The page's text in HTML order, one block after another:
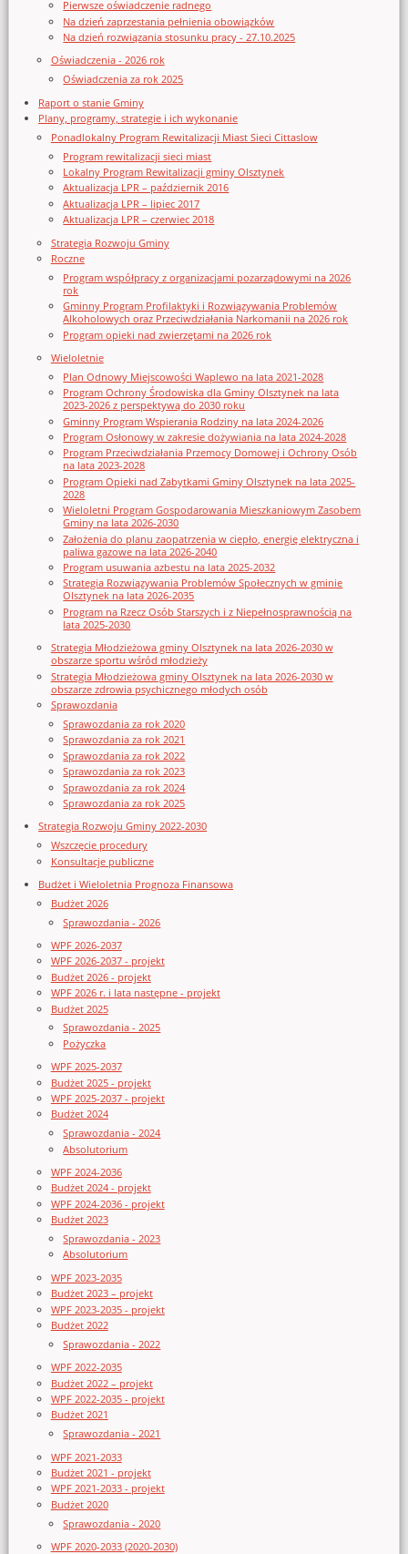
Pierwsze oświadczenie radnego
Na dzień zaprzestania pełnienia obowiązków
Na dzień rozwiązania stosunku pracy - 27.10.2025
Oświadczenia - 2026 rok
Oświadczenia za rok 2025
Raport o stanie Gminy
Plany, programy, strategie i ich wykonanie
Ponadlokalny Program Rewitalizacji Miast Sieci Cittaslow
Program rewitalizacji sieci miast
Lokalny Program Rewitalizacji gminy Olsztynek
Aktualizacja LPR – październik 2016
Aktualizacja LPR – lipiec 2017
Aktualizacja LPR – czerwiec 2018
Strategia Rozwoju Gminy
Roczne
Program współpracy z organizacjami pozarządowymi na 2026
rok
Gminny Program Profilaktyki i Rozwiązywania Problemów
Alkoholowych oraz Przeciwdziałania Narkomanii na 2026 rok
Program opieki nad zwierzętami na 2026 rok
Wieloletnie
Plan Odnowy Miejscowości Waplewo na lata 2021-2028
Program Ochrony Środowiska dla Gminy Olsztynek na lata
2023-2026 z perspektywą do 2030 roku
Gminny Program Wspierania Rodziny na lata 2024-2026
Program Osłonowy w zakresie dożywiania na lata 2024-2028
Program Przeciwdziałania Przemocy Domowej i Ochrony Osób
na lata 2023-2028
Program Opieki nad Zabytkami Gminy Olsztynek na lata 2025-
2028
Wieloletni Program Gospodarowania Mieszkaniowym Zasobem
Gminy na lata 2026-2030
Założenia do planu zaopatrzenia w ciepło, energię elektryczna i
paliwa gazowe na lata 2026-2040
Program usuwania azbestu na lata 2025-2032
Strategia Rozwiązywania Problemów Społecznych w gminie
Olsztynek na lata 2026-2035
Program na Rzecz Osób Starszych i z Niepełnosprawnością na
lata 2025-2030
Strategia Młodzieżowa gminy Olsztynek na lata 2026-2030 w
obszarze sportu wśród młodzieży
Strategia Młodzieżowa gminy Olsztynek na lata 2026-2030 w
obszarze zdrowia psychicznego młodych osób
Sprawozdania
Sprawozdania za rok 2020
Sprawozdania za rok 2021
Sprawozdania za rok 2022
Sprawozdania za rok 2023
Sprawozdania za rok 2024
Sprawozdania za rok 2025
Strategia Rozwoju Gminy 2022-2030
Wszczęcie procedury
Konsultacje publiczne
Budżet i Wieloletnia Prognoza Finansowa
Budżet 2026
Sprawozdania - 2026
WPF 2026-2037
WPF 2026-2037 - projekt
Budżet 2026 - projekt
WPF 2026 r. i lata następne - projekt
Budżet 2025
Sprawozdania - 2025
Pożyczka
WPF 2025-2037
Budżet 2025 - projekt
WPF 2025-2037 - projekt
Budżet 2024
Sprawozdania - 2024
Absolutorium
WPF 2024-2036
Budżet 2024 - projekt
WPF 2024-2036 - projekt
Budżet 2023
Sprawozdania - 2023
Absolutorium
WPF 2023-2035
Budżet 2023 – projekt
WPF 2023-2035 - projekt
Budżet 2022
Sprawozdania - 2022
WPF 2022-2035
Budżet 2022 – projekt
WPF 2022-2035 - projekt
Budżet 2021
Sprawozdania - 2021
WPF 2021-2033
Budżet 2021 - projekt
WPF 2021-2033 - projekt
Budżet 2020
Sprawozdania - 2020
WPF 2020-2033 (2020-2030)